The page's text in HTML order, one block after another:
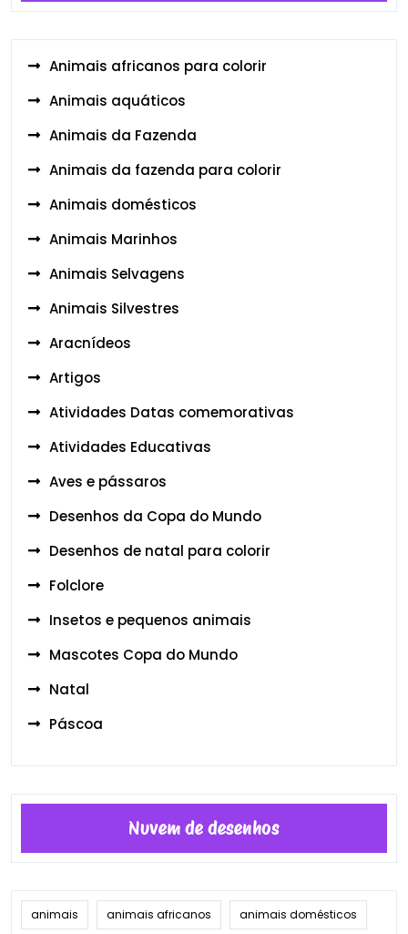
Animais africanos para colorir
Animais aquáticos
Animais da Fazenda
Animais da fazenda para colorir
Animais domésticos
Animais Marinhos
Animais Selvagens
Animais Silvestres
Aracnídeos
Artigos
Atividades Datas comemorativas
Atividades Educativas
Aves e pássaros
Desenhos da Copa do Mundo
Desenhos de natal para colorir
Folclore
Insetos e pequenos animais
Mascotes Copa do Mundo
Natal
Páscoa
Nuvem de desenhos
animais animais africanos animais domésticos